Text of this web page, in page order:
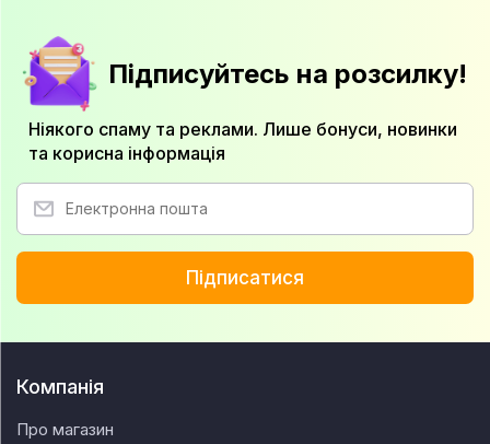
Підписуйтесь на розсилку!
Ніякого спаму та реклами. Лише бонуси, новинки
та корисна інформація
Підписатися
Компанія
Про магазин